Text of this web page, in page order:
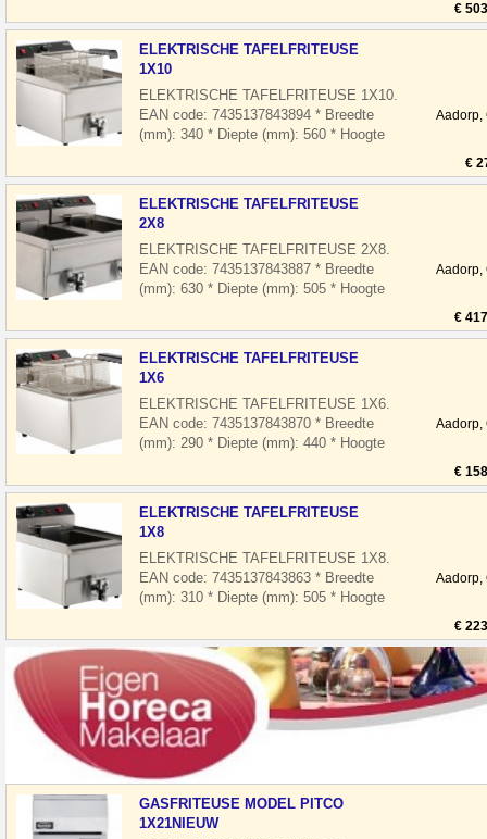
verm
€
ELEKTRISCHE TAFELFRITEUSE
1X10
ELEKTRISCHE TAFELFRITEUSE 1X10.
EAN code: 7435137843894 * Breedte
(mm): 340 * Diepte (mm): 560 * Hoogte
vermoge
Aadorp,
€
ELEKTRISCHE TAFELFRITEUSE
2X8
ELEKTRISCHE TAFELFRITEUSE 2X8.
EAN code: 7435137843887 * Breedte
(mm): 630 * Diepte (mm): 505 * Hoogte
vermo
Aadorp,
€
ELEKTRISCHE TAFELFRITEUSE
1X6
ELEKTRISCHE TAFELFRITEUSE 1X6.
EAN code: 7435137843870 * Breedte
(mm): 290 * Diepte (mm): 440 * Hoogte
vermogen
Aadorp,
€
ELEKTRISCHE TAFELFRITEUSE
1X8
ELEKTRISCHE TAFELFRITEUSE 1X8.
EAN code: 7435137843863 * Breedte
(mm): 310 * Diepte (mm): 505 * Hoogte
vermogen
Aadorp,
€
GASFRITEUSE MODEL PITCO
1X21NIEUW